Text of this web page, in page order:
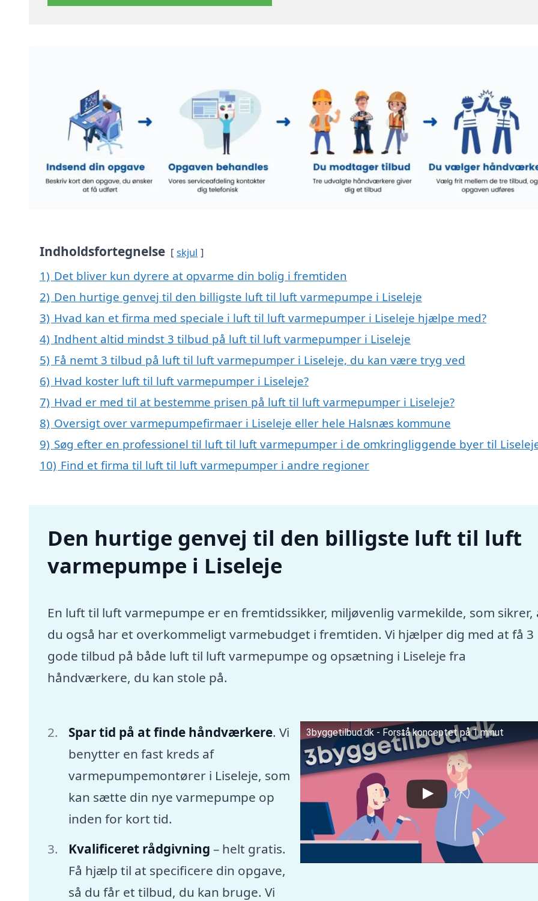
Indholdsfortegnelse skjul
1) Det bliver kun dyrere at opvarme din bolig i fremtiden
2) Den hurtige genvej til den billigste luft til luft varmepumpe i Liseleje
3) Hvad kan et firma med speciale i luft til luft varmepumper i Liseleje hjælpe med?
4) Indhent altid mindst 3 tilbud på luft til luft varmepumper i Liseleje
5) Få nemt 3 tilbud på luft til luft varmepumper i Liseleje, du kan være tryg ved
6) Hvad koster luft til luft varmepumper i Liseleje?
7) Hvad er med til at bestemme prisen på luft til luft varmepumper i Liseleje?
8) Oversigt over varmepumpefirmaer i Liseleje eller hele Halsnæs kommune
9) Søg efter en professionel til luft til luft varmepumper i de omkringliggende byer til
10) Find et firma til luft til luft varmepumper i andre regioner
Den hurtige genvej til den billigste luft til luft
varmepumpe i Liseleje
En luft til luft varmepumpe er en fremtidssikker, miljøvenlig varmekilde, som sikrer,
du også har et overkommeligt varmebudget i fremtiden. Vi hjælper dig med at få 3
gode tilbud på både luft til luft varmepumpe og opsætning i Liseleje fra
håndværkere, du kan stole på.
Spar tid på at finde håndværkere. Vi
benytter en fast kreds af
varmepumpemontører i Liseleje, som
kan sætte din nye varmepumpe op
inden for kort tid.
Kvalificeret rådgivning – helt gratis.
Få hjælp til at specificere din opgave,
så du får et tilbud, du kan bruge. Vi
3byggetilbud.dk - Forstå konceptet på 1 minut